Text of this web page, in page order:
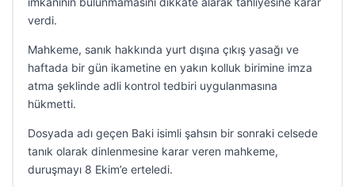
verdi.
Mahkeme, sanık hakkında yurt dışına çıkış yasağı ve
haftada bir gün ikametine en yakın kolluk birimine imza
atma şeklinde adli kontrol tedbiri uygulanmasına
hükmetti.
Dosyada adı geçen Baki isimli şahsın bir sonraki celsede
tanık olarak dinlenmesine karar veren mahkeme,
duruşmayı 8 Ekim’e erteledi.